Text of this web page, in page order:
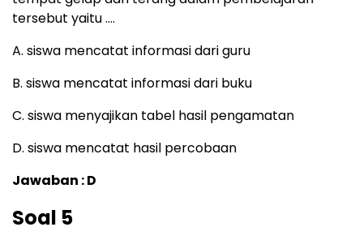
tersebut yaitu ….
A. siswa mencatat informasi dari guru
B. siswa mencatat informasi dari buku
C. siswa menyajikan tabel hasil pengamatan
D. siswa mencatat hasil percobaan
Jawaban : D
Soal 5